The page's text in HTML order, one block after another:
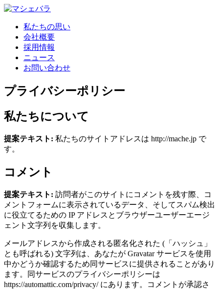
私たちの思い
会社概要
採用情報
ニュース
お問い合わせ
プライバシーポリシー
私たちについて
提案テキスト: 私たちのサイトアドレスは http://mache.jp で
す。
コメント
提案テキスト: 訪問者がこのサイトにコメントを残す際、コ
メントフォームに表示されているデータ、そしてスパム検出
に役立てるための IP アドレスとブラウザーユーザーエージ
ェント文字列を収集します。
メールアドレスから作成される匿名化された (「ハッシュ」
とも呼ばれる) 文字列は、あなたが Gravatar サービスを使用
中かどうか確認するため同サービスに提供されることがあり
ます。同サービスのプライバシーポリシーは
https://automattic.com/privacy/ にあります。コメントが承認さ